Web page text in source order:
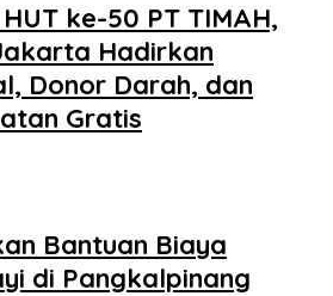
ke-50 PT TIMAH,
Hadirkan
Donor Darah, dan
Gratis
Bantuan Biaya
di Pangkalpinang